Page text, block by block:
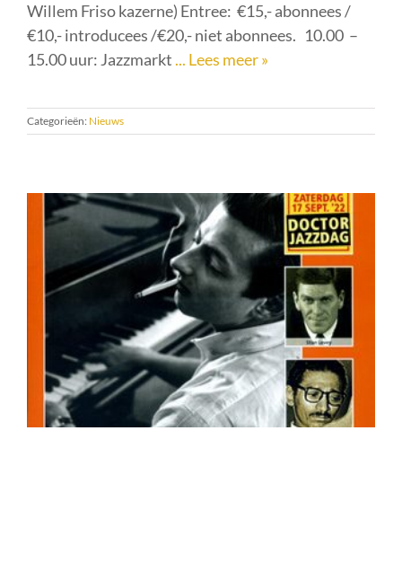
Willem Friso kazerne) Entree: €15,- abonnees /
€10,- introducees /€20,- niet abonnees. 10.00 –
15.00 uur: Jazzmarkt ... Lees meer »
Categorieën: Nieuws